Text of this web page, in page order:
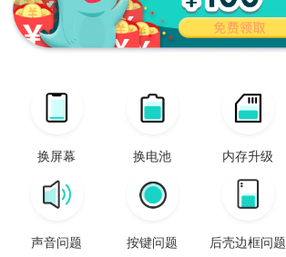
换屏幕 换电池 内存升级
声音问题 按键问题 后壳边框问题